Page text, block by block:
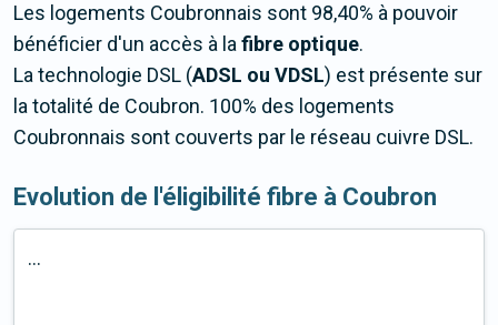
Les logements Coubronnais sont 98,40% à pouvoir
bénéficier d'un accès à lafibre optique.
La technologie DSL (ADSL ou VDSL) est présente sur
la totalité de Coubron. 100% des logements
Coubronnais sont couverts par le réseau cuivre DSL.
Evolution de l'éligibilité fibre à Coubron
...